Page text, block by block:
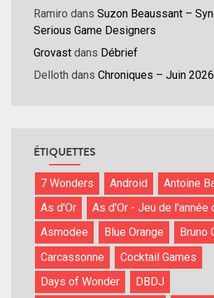
Ramiro dans Suzon Beaussant –
Serious Game Designers
Grovast dans Débrief
Delloth dans Chroniques – Juin 2026
ÉTIQUETTES
7 Wonders Android
Antoine
As d'Or
As d'Or - Jeu de l'année
Asmodee
Blue Orange
Bruno
Carcassonne
Cocktail Games
Days of Wonder
DBDJ